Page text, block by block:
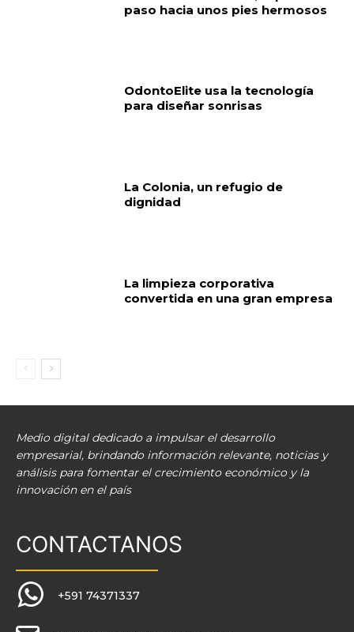
paso hacia unos pies hermosos
OdontoElite usa la tecnología
para diseñar sonrisas
La Colonia, un refugio de
dignidad
La limpieza corporativa
convertida en una gran empresa
Medio digital dedicado a impulsar el desarrollo
empresarial, brindando información relevante, noticias y
análisis para fomentar el crecimiento económico y la
innovación en el país
CONTACTANOS
+591 74371337